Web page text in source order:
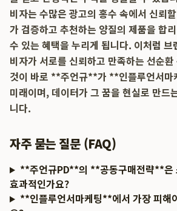
비자는 수많은 광고의 홍수 속에서 신뢰
가 검증하고 추천하는 양질의 제품을 합
수 있는 혜택을 누리게 됩니다. 이처럼
비자가 서로를 신뢰하고 만족하는 선순
것이 바로 **주언규**가 **인플루언서마
미래이며, 데이터가 그 꿈을 현실로 만드
니다.
자주 묻는 질문 (FAQ)
**주언규PD**의 **공동구매전략**은
효과적인가요?
**인플루언서마케팅**에서 가장 피해